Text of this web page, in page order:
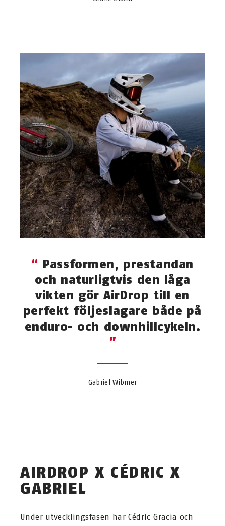
Passformen, prestandan
och naturligtvis den låga
vikten gör AirDrop till en
perfekt följeslagare både på
enduro- och downhillcykeln.
Gabriel Wibmer
AIRDROP X CÉDRIC X
GABRIEL
Under utvecklingsfasen har Cédric Gracia och